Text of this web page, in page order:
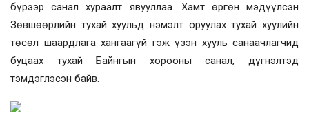
бүрээр санал хураалт явууллаа. Хамт өргөн мэдүүлсэн
Зөвшөөрлийн тухай хуульд нэмэлт оруулах тухай хуулийн
төсөл шаардлага хангаагүй гэж үзэн хууль санаачлагчид
буцаах тухай Байнгын хорооны санал, дүгнэлтэд
тэмдэглэсэн байв.